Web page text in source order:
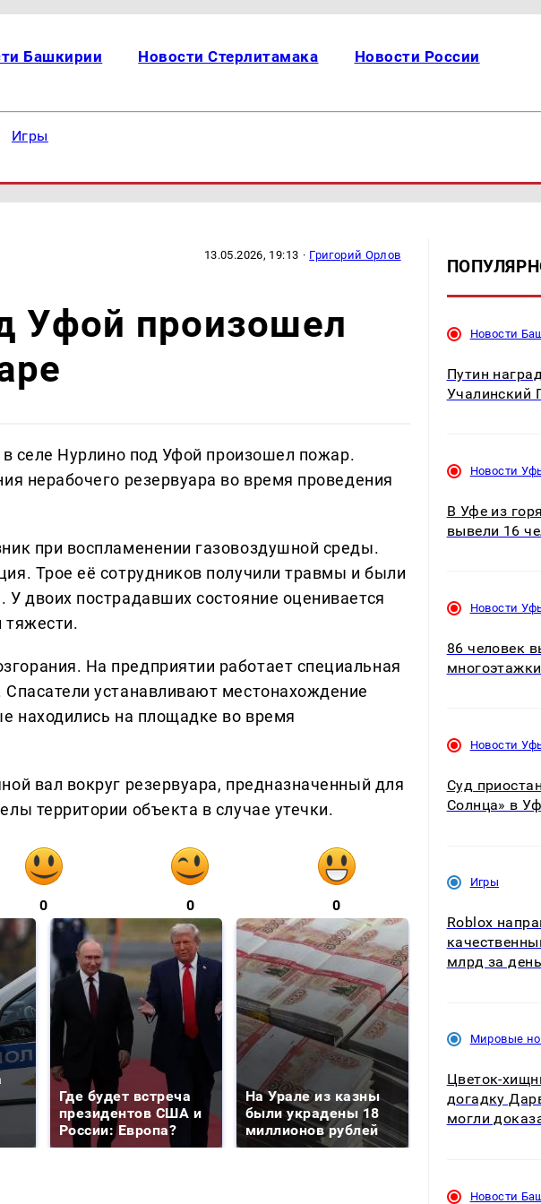
Башкирии Новости Стерлитамака Новости России
Игры
13.05.2026, 19:13 · Григорий Орлов
Уфой произошел
селе Нурлино под Уфой произошел пожар.
нерабочего резервуара во время проведения
при воспламенении газовоздушной среды.
Трое её сотрудников получили травмы и были
двоих пострадавших состояние оценивается
тяжести.
На предприятии работает специальная
устанавливают местонахождение
находились на площадке во время
вал вокруг резервуара, предназначенный для
территории объекта в случае утечки.
0 0 0
Где будет встреча
президентов США и
России: Европа?
На Урале из казны
были украдены 18
миллионов рублей
Такую зиму в
никто не ждал:
так?!
Новости
Путин
Учалинский
Новости
В Уфе из
вывели 16
Новости
86 человек
Новости
Суд
Солнца» в
Игры
Roblox
млрд за день
Мировые
Цветок-
догадку
могли
Новости